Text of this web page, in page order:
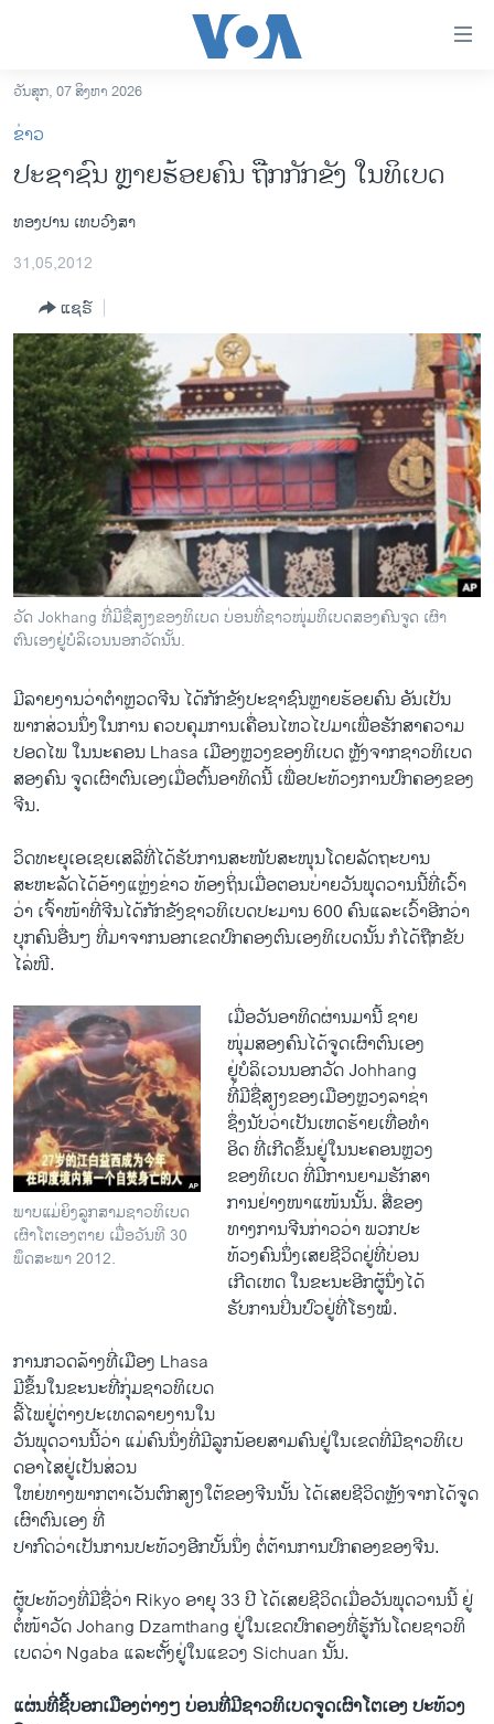
ເຂົ້າ
ຫາ
ຂ້າມ
ໄປ
ຫາ
ອາເມຣິກາ
ການເລືອກຕັ້ງ ປະທານາທີບໍດີ ສະຫະລັດ 2024
ຂ່າວ​ຈີນ
ໂລກ
ເອເຊຍ
ອິດສະຫຼະພາບດ້ານການຂ່າວ
ຊີວິດຊາວລາວ
ຊຸມຊົນຊາວລາວ
ວິທະຍາສາດ-ເທັກໂນໂລຈີ
ທຸລະກິດ
ພາສາອັງກິດ
ວີດີໂອ
ລາຍການກະຈາຍສຽງ
ລາຍງານ
ຕິດຕາມພວກເຮົາ ທີ່
ວັນສຸກ, 07 ສິງຫາ 2026
ຂ່າວ
ປະຊາຊົນ ຫຼາຍຮ້ອຍຄົນ ຖືກກັກຂັງ ໃນທິເບດ
ທອງປານ ເທບວົງສາ
31,05,2012
ແຊຣ໌
ວັດ Jokhang ທີ່ມີຊື່ສຽງຂອງທິເບດ ບ່ອນທີ່ຊາວໜຸ່ມທິເບດສອງຄົນຈູດ ເຜົາ
ຕົນເອງຢູ່ບໍລິເວນນອກວັດນັ້ນ.
ມີ​ລາຍ​ງານ​ວ່າ​ຕໍາຫຼວດຈີນ ​ໄດ້​ກັກ​ຂັງ​ປະຊາຊົນຫຼາຍຮ້ອຍ​ຄົນ​ ​ອັນ​ເປັນ
ພາກສ່ວນນຶ່ງໃນ​ການ ​ຄວບ​ຄຸມ​ການ​ເຄື່ອນ​ໄຫວໄປມາ​ເພື່ອ​ຮັກສາ​ຄວາມ​
ປອດ​ໄພ​ ໃນ​ນະຄອນ Lhasa ​ເມືອງຫຼວງຂອງ​ທິ​ເບ​ດ ຫຼັງຈາກ​ຊາວ​ທິ​ເບ​ດ
ສອງ​ຄົນ ​ຈູດ​ເຜົາ​ຕົນ​ເອງ​ເມື່ອ​ຕົ້ນ​ອາທິດ​ນີ້​ ເພື່ອ​ປະ​ທ້ວງ​ການ​ປົກຄອງ​ຂອງ​
ຈີນ.
ວິດ​ທະ​ຍຸ​ເອ​ເຊຍ​ເສລີທີ່ໄດ້​ຮັບ​ການ​ສະໜັບສະໜຸນໂດຍ​ລັດຖະບານ​
ສະຫະລັດ​ໄດ້​ອ້າງ​ແຫຼ່ງຂ່າວ ​ທ້ອງ​ຖິ່ນ​ເມື່ອ​ຕອນ​ບ່າຍ​ວັນ​ພຸດ​ວານ​ນີ້ທີ່​ເວົ້າ
ວ່າ ​ເຈົ້າໜ້າ​ທີ່​ຈີນໄດ້​ກັກ​ຂັງ​ຊາວ​ທິ​ເບ​ດປະມານ 600 ຄົນແລະເວົ້າອີກ​ວ່າ
ບຸກຄົນອື່ນໆ ທີ່​ມາ​ຈາກ​ນອກເຂດ​ປົກຄອງ​ຕົນ​ເອງທິ​ເບ​ດ​ນັ້ນ​ ກໍ​ໄດ້​ຖືກ​ຂັບ​
ໄລ່ໜີ.
ພາບແມ່ຍິງລູກສາມຊາວທິເບດ
ເຜົາໂຕເອງຕາຍ ເມື່ອວັນທີ 30
ພຶດສະພາ 2012.
​ເມື່ອ​ວັນ​ອາທິດ​ຜ່ານ​ມາ​ນີ້ ຊາຍ
​ໜຸ່ມ​ສອງ​ຄົນ​ໄດ້​ຈູດ​ເຜົາ​ຕົນ​ເອງ
​ຢູ່​ບໍລິ​ເວນນອກ​ວັດ Johhang
ທີ່​ມີ​ຊື່​ສຽງ​ຂອງ​ເມືອງຫຼວງລາຊ່າ
ຊຶ່ງນັບ​ວ່າ​ເປັນ​ເຫດຮ້າຍ​ເທື່ອ​ທໍາ
​ອິດ​ ທີ່​ເກີດ​ຂຶ້ນຢູ່​ໃນ​ນະຄອນຫຼວງ
ຂອງ​ທິ​ເບ​ດ ທີ່​ມີການຍາມ​ຮັກສາ
​ການຢ່າງ​ໜາ​ແໜ້ນ​ນັ້ນ. ສື່ຂອງ​
ທາງ​ການ​ຈີນກ່າວ​ວ່າ ພວກ​ປະ
​ທ້ວງ​ຄົນນຶ່ງ​ເສຍ​ຊີວິດ​ຢູ່​ທີ່​ບ່ອນ
​ເກີດ​ເຫດ ໃນ​ຂະນະ​ອີກ​ຜູ້​ນຶ່ງ​ໄດ້
ຮັບ​ການປິ່ນປົວ​ຢູ່ທີ່​ໂຮງໝໍ.
ການກວດ​ລ້າງ​ທີ່​ເມືອງ Lhasa
ມີ​ຂຶ້ນ​ໃນ​ຂະນະ​ທີ່​ກຸ່ມ​ຊາວ​ທິ​ເບ​ດ
ລີ້​ໄພ​ຢູ່ຕ່າງປະ​ເທດລາຍງານໃນ
​ວັນ​ພຸດ​ວານ​ນີ້ວ່າ ​ແມ່​ຄົນ​ນຶ່ງທີ່​ມີ​ລູກ​ນ້ອຍ​ສາມ​ຄົນຢູ່​ໃນ​ເຂດ​ທີ່​ມີ​ຊາວ​ທິ​ເບ​
ດອາ​ໄສ​ຢູ່​ເປັນສ່ວນ​
ໃຫຍ່​ທາງ​ພາກ​ຕາ​ເວັນ​ຕົກ​ສຽງ​ໃຕ້​ຂອງ​ຈີນ​ນັ້ນ ​ໄດ້​ເສຍຊີວິດຫຼັງຈາກ​ໄດ້​ຈູດ​
ເຜົາ​ຕົນ​ເອງ ທີ່
​ປາກົດ​ວ່າ​ເປັນ​ການ​ປະ​ທ້ວງ​ອີກ​ບັ້ນ​ນຶ່ງ ຕໍ່ຕ້ານ​ການ​ປົກຄອງ​ຂອງ​ຈີນ.
ຜູ້​ປະ​ທ້ວງທີ່​ມີຊື່ວ່າ Rikyo ອາຍຸ 33 ປີ ​ໄດ້​ເສຍ​ຊີວິດ​ເມື່ອ​ວັນ​ພຸດ​ວານ​ນີ້ ຢູ່​
ຕໍ່ໜ້າ​ວັດ Johang Dzamthang ຢູ່​ໃນ​ເຂດ​ປົກຄອງ​ທີ່​ຮູ້​ກັນໂດຍ​ຊາວທິ​
ເບ​ດວ່າ Ngaba ​ແລະ​ຕັ້ງ​ຢູ່​ໃນແຂວງ Sichuan ນັ້ນ.
ແຜ່ນທີ່ຊີ້ບອກເມືອງຕ່າງໆ ບ່ອນທີ່ມີຊາວທິເບດຈູດເຜົາໂຕເອງ ປະທ້ວງ